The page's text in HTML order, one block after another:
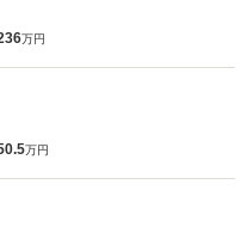
万円
万円